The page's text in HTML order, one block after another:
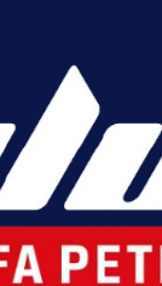
Mladiću!